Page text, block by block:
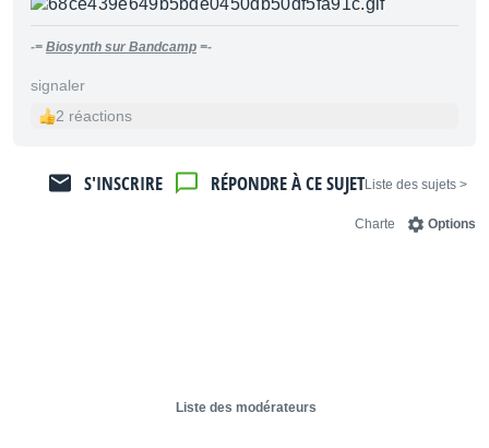
-= Biosynth sur Bandcamp =-
signaler
2 réactions
< Liste des sujets
RÉPONDRE À CE SUJET
S'INSCRIRE
Options
Charte
Liste des modérateurs